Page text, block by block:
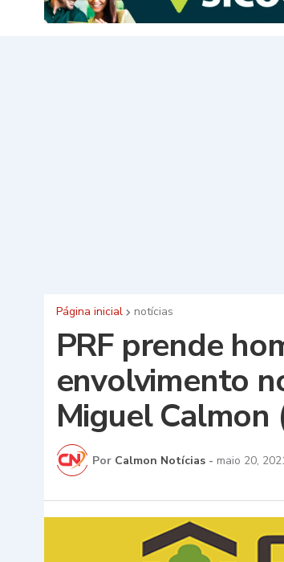
Página inicial notícias
PRF prende
envolvimento
Miguel Calmon
Por Calmon Notícias - maio 20,